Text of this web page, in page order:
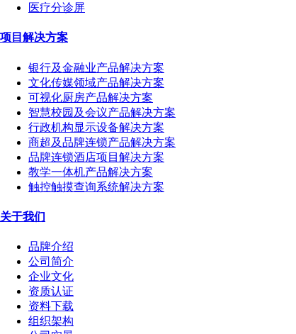
医疗分诊屏
项目解决方案
银行及金融业产品解决方案
文化传媒领域产品解决方案
可视化厨房产品解决方案
智慧校园及会议产品解决方案
行政机构显示设备解决方案
商超及品牌连锁产品解决方案
品牌连锁酒店项目解决方案
教学一体机产品解决方案
触控触摸查询系统解决方案
关于我们
品牌介绍
公司简介
企业文化
资质认证
资料下载
组织架构